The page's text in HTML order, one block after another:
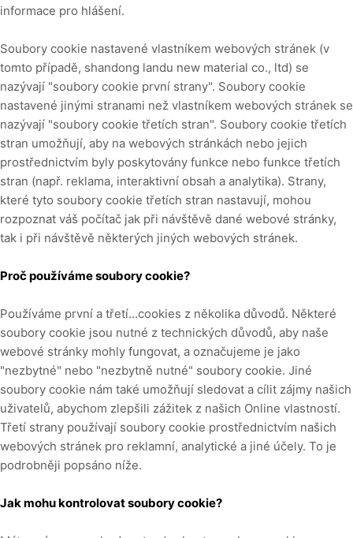
informace pro hlášení.
Soubory cookie nastavené vlastníkem webových stránek (v
tomto případě, shandong landu new material co., ltd) se
nazývají "soubory cookie první strany". Soubory cookie
nastavené jinými stranami než vlastníkem webových stránek se
nazývají "soubory cookie třetích stran". Soubory cookie třetích
stran umožňují, aby na webových stránkách nebo jejich
prostřednictvím byly poskytovány funkce nebo funkce třetích
stran (např. reklama, interaktivní obsah a analytika). Strany,
které tyto soubory cookie třetích stran nastavují, mohou
rozpoznat váš počítač jak při návštěvě dané webové stránky,
tak i při návštěvě některých jiných webových stránek.
Proč používáme soubory cookie?
Používáme první a třetí...cookies z několika důvodů. Některé
soubory cookie jsou nutné z technických důvodů, aby naše
webové stránky mohly fungovat, a označujeme je jako
"nezbytné" nebo "nezbytně nutné" soubory cookie. Jiné
soubory cookie nám také umožňují sledovat a cílit zájmy našich
uživatelů, abychom zlepšili zážitek z našich Online vlastností.
Třetí strany používají soubory cookie prostřednictvím našich
webových stránek pro reklamní, analytické a jiné účely. To je
podrobněji popsáno níže.
Jak mohu kontrolovat soubory cookie?